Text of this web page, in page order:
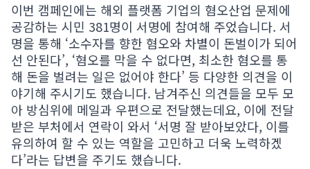
이번 캠페인에는 해외 플랫폼 기업의 혐오산업 문제에
공감하는 시민 381명이 서명에 참여해 주었습니다. 서
명을 통해 ‘소수자를 향한 혐오와 차별이 돈벌이가 되어
선 안된다’, ‘혐오를 막을 수 없다면, 최소한 혐오를 통
해 돈을 벌려는 일은 없어야 한다’ 등 다양한 의견을 이
야기해 주시기도 했습니다. 남겨주신 의견들을 모두 모
아 방심위에 메일과 우편으로 전달했는데요, 이에 전달
받은 부처에서 연락이 와서 ‘서명 잘 받아보았다, 이를
유의하여 할 수 있는 역할을 고민하고 더욱 노력하겠
다’라는 답변을 주기도 했습니다.